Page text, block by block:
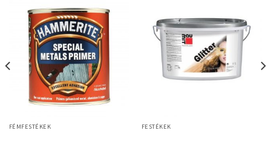
FÉMFESTÉKEK FESTÉKEK